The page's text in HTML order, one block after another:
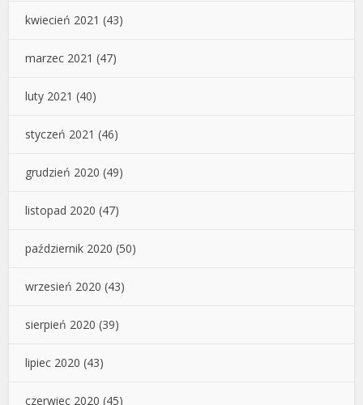
kwiecień 2021 (43)
marzec 2021 (47)
luty 2021 (40)
styczeń 2021 (46)
grudzień 2020 (49)
listopad 2020 (47)
październik 2020 (50)
wrzesień 2020 (43)
sierpień 2020 (39)
lipiec 2020 (43)
czerwiec 2020 (45)